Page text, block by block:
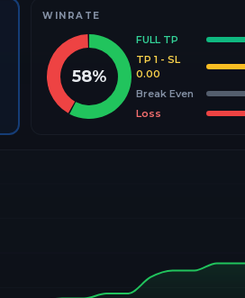
WINRATE
58%
FULL TP
TP 1 - SL
0.00
Break Even
Loss